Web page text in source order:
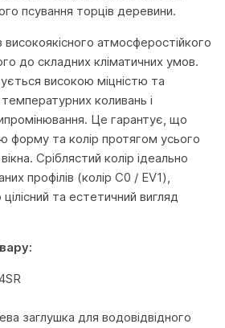
псування торців деревини.
високоякісного атмосферостійкого
до складних кліматичних умов.
високою міцністю та
коливань і
Це гарантує, що
та колір протягом усього
Сріблястий колір ідеально
профілів (колір С0 / EV1),
та естетичний вигляд
заглушка для водовідвідного